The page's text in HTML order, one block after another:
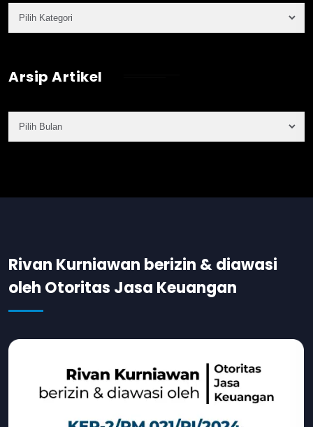
Arsip Artikel
Rivan Kurniawan berizin & diawasi
oleh Otoritas Jasa Keuangan